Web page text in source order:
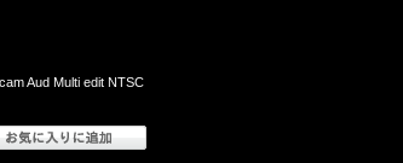
Aud Multi edit NTSC